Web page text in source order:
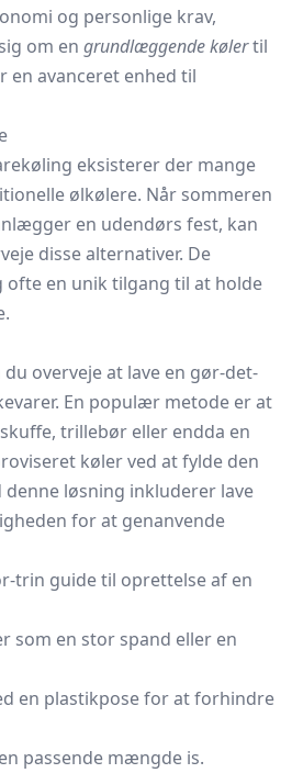
og personlige krav,
om en grundlæggende kølertil
avanceret enhed til
eksisterer der mange
ølkølere. Når sommeren
en udendørs fest, kan
disse alternativer. De
en unik tilgang til at holde
overveje at lave en gør-det-
En populær metode er at
trillebør eller endda en
køler ved at fylde den
denne løsning inkluderer lave
for at genanvende
trin guide til oprettelse af en
som en stor spand eller en
en plastikpose for at forhindre
passende mængde is.